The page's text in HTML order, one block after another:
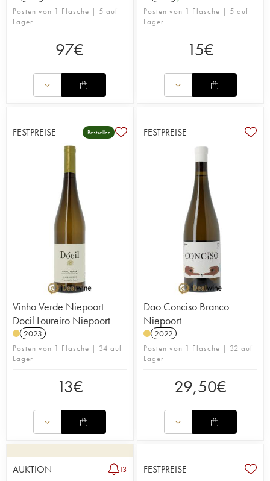
Posten von 1 Flasche | 5 auf
Lager
97€
Posten von 1 Flasche | 5 auf
Lager
15€
FESTPREISE Bestseller
Vinho Verde Niepoort
Docil Loureiro Niepoort
2023
Posten von 1 Flasche | 34 auf
Lager
13€
FESTPREISE
Dao Conciso Branco
Niepoort
2022
Posten von 1 Flasche | 32 auf
Lager
29,50€
AUKTION 13 FESTPREISE